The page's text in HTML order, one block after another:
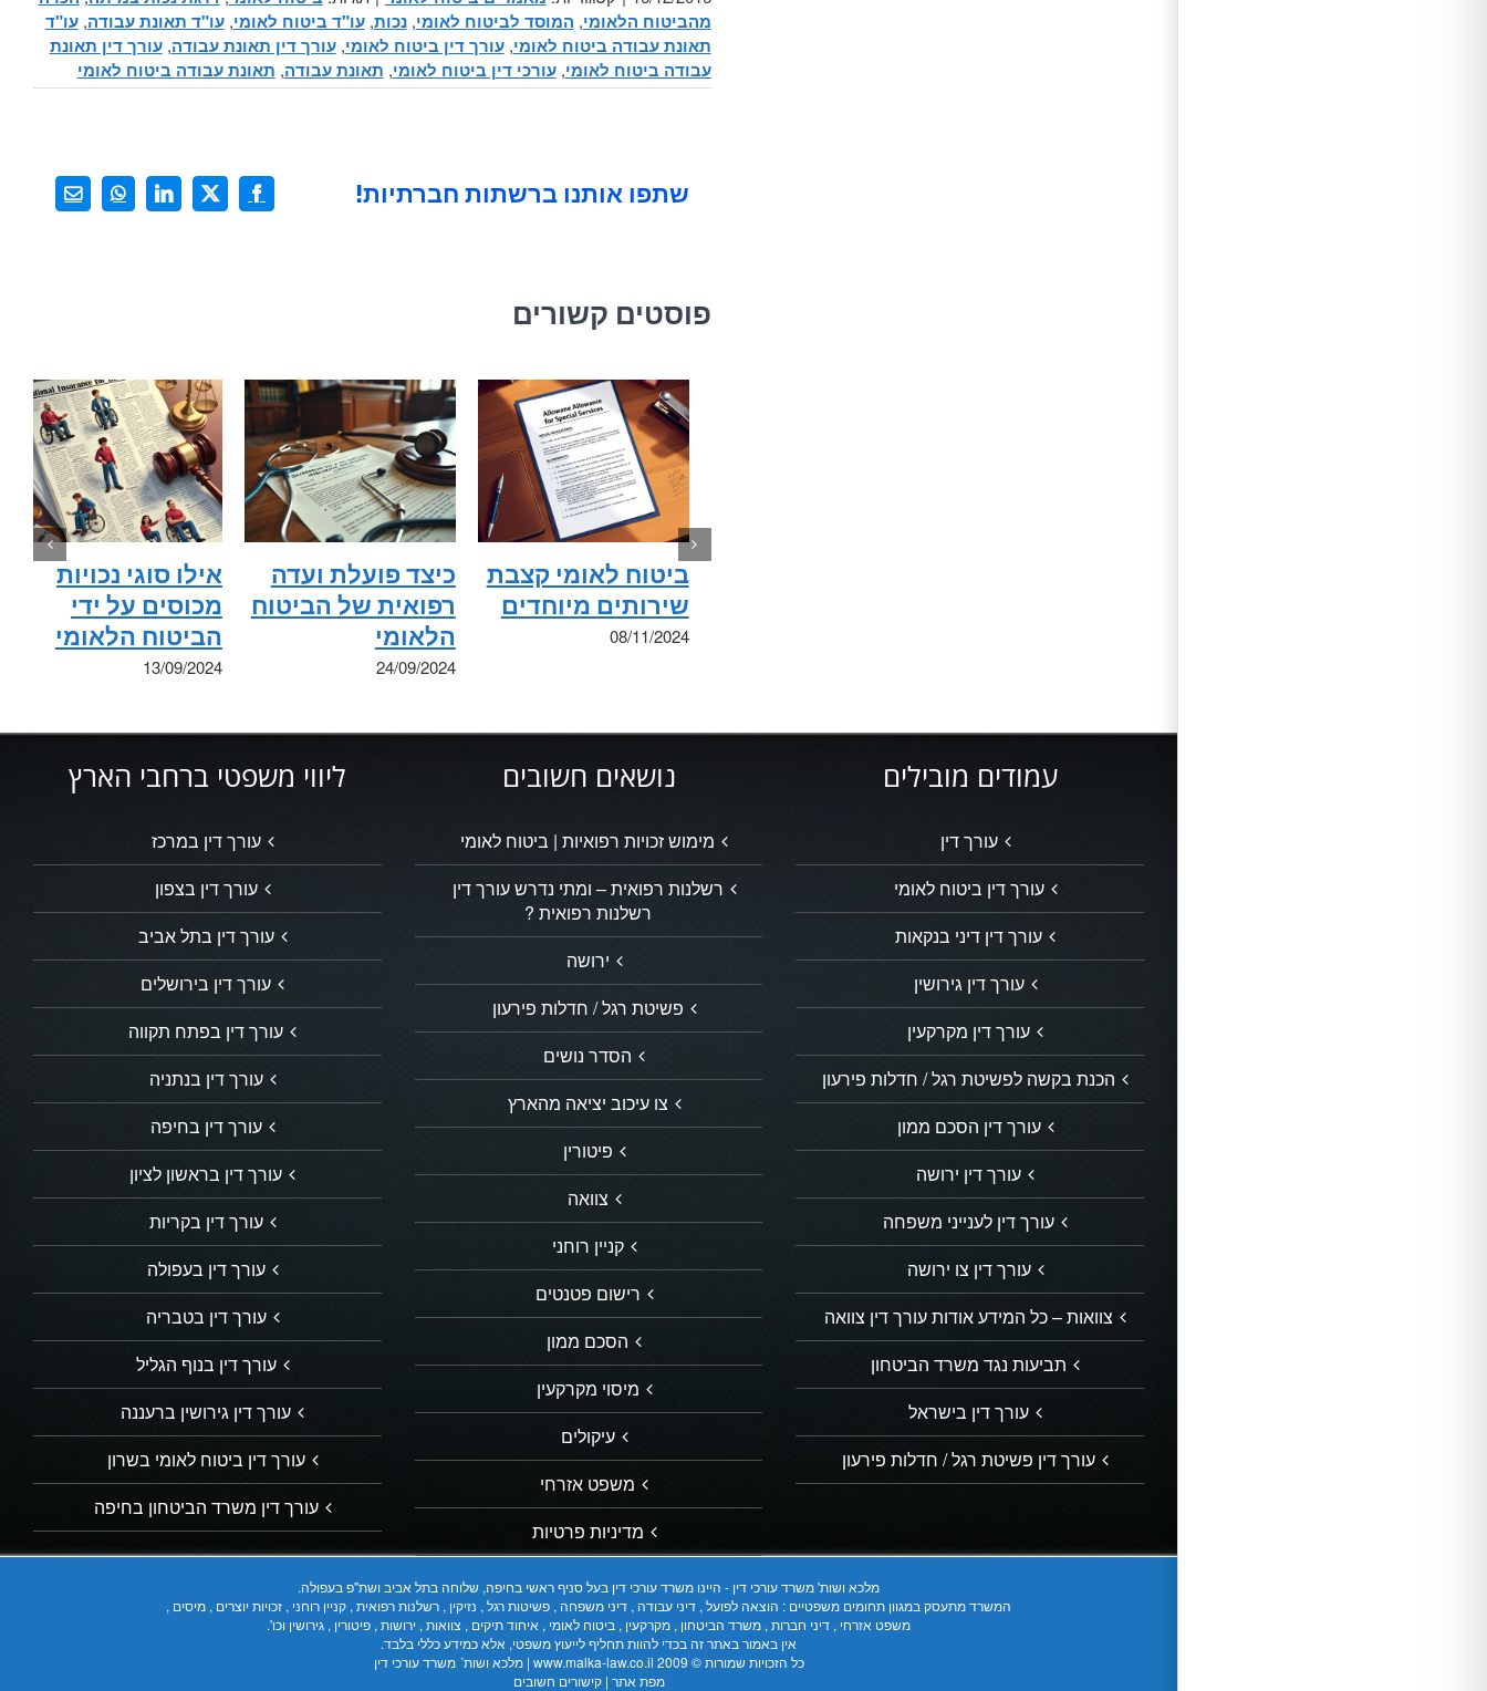
מהביטוח הלאומי, המוסד לביטוח לאומי,נכות,עו"ד ביטוח לאומי,עו"ד תאונת עבודה,עו"ד
תאונת עבודה ביטוח לאומי,עורך דין ביטוח לאומי,עורך דין תאונת עבודה,עורך דין תאונת
עבודה ביטוח לאומי,עורכי דין ביטוח לאומי, תאונת עבודה, תאונת עבודה ביטוח לאומי
שתפו אותנו ברשתות חברתיות! Facebook
X
LinkedIn
WhatsApp
כתובת
פוסטים קשורים
ביטוח לאומי קצבת
שירותים מיוחדים
08/11/2024
כיצד פועלת ועדה
רפואית של הביטוח
הלאומי
24/09/2024
אילו סוגי נכויות
מכוסים על ידי
הביטוח הלאומי
13/09/2024
עמודים מובילים
עורך דין
עורך דין ביטוח לאומי
עורך דין דיני בנקאות
עורך דין גירושין
עורך דין מקרקעין
הכנת בקשה לפשיטת רגל / חדלות פירעון
עורך דין הסכם ממון
עורך דין ירושה
עורך דין לענייני משפחה
עורך דין צו ירושה
צוואות – כל המידע אודות עורך דין צוואה
תביעות נגד משרד הביטחון
עורך דין בישראל
עורך דין פשיטת רגל / חדלות פירעון
נושאים חשובים
מימוש זכויות רפואיות | ביטוח לאומי
רשלנות רפואית – ומתי נדרש עורך דין
רשלנות רפואית ?
ירושה
פשיטת רגל / חדלות פירעון
הסדר נושים
צו עיכוב יציאה מהארץ
פיטורין
צוואה
קניין רוחני
רישום פטנטים
הסכם ממון
מיסוי מקרקעין
עיקולים
משפט אזרחי
מדיניות פרטיות
ליווי משפטי ברחבי הארץ
עורך דין במרכז
עורך דין בצפון
עורך דין בתל אביב
עורך דין בירושלים
עורך דין בפתח תקווה
עורך דין בנתניה
עורך דין בחיפה
עורך דין בראשון לציון
עורך דין בקריות
עורך דין בעפולה
עורך דין בטבריה
עורך דין בנוף הגליל
עורך דין גירושין ברעננה
עורך דין ביטוח לאומי בשרון
עורך דין משרד הביטחון בחיפה
מלכא ושות' משרד עורכי דין - היינו משרד עורכי דין בעל סניף ראשי בחיפה, שלוחה בתל אביב ושת"פ בעפולה.
המשרד מתעסק במגוון תחומים משפטיים : הוצאה לפועל , דיני עבודה , דיני משפחה , פשיטות רגל , נזיקין , רשלנות רפואית , קניין רוחני , זכויות יוצרים , מיסים ,
משפט אזרחי , דיני חברות , משרד הביטחון , מקרקעין , ביטוח לאומי , איחוד תיקים , צוואות , ירושות , פיטורין , גירושין וכו'.
אין באמור באתר זה בכדי להוות תחליף לייעוץ משפטי, אלא כמידע כללי בלבד.
כל הזכויות שמורות © 2009
מפת אתר |קישורים חשובים